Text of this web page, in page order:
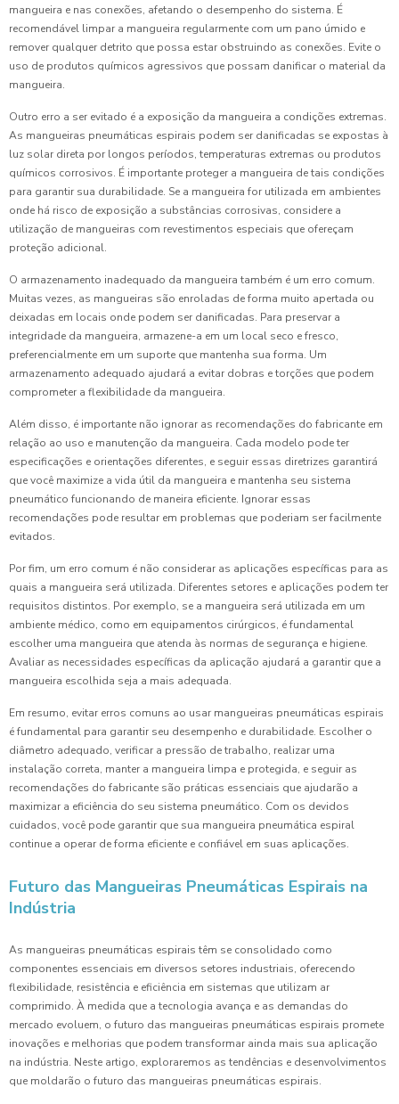
mangueira e nas conexões, afetando o desempenho do sistema. É
recomendável limpar a mangueira regularmente com um pano úmido e
remover qualquer detrito que possa estar obstruindo as conexões. Evite o
uso de produtos químicos agressivos que possam danificar o material da
mangueira.
Outro erro a ser evitado é a exposição da mangueira a condições extremas.
As mangueiras pneumáticas espirais podem ser danificadas se expostas à
luz solar direta por longos períodos, temperaturas extremas ou produtos
químicos corrosivos. É importante proteger a mangueira de tais condições
para garantir sua durabilidade. Se a mangueira for utilizada em ambientes
onde há risco de exposição a substâncias corrosivas, considere a
utilização de mangueiras com revestimentos especiais que ofereçam
proteção adicional.
O armazenamento inadequado da mangueira também é um erro comum.
Muitas vezes, as mangueiras são enroladas de forma muito apertada ou
deixadas em locais onde podem ser danificadas. Para preservar a
integridade da mangueira, armazene-a em um local seco e fresco,
preferencialmente em um suporte que mantenha sua forma. Um
armazenamento adequado ajudará a evitar dobras e torções que podem
comprometer a flexibilidade da mangueira.
Além disso, é importante não ignorar as recomendações do fabricante em
relação ao uso e manutenção da mangueira. Cada modelo pode ter
especificações e orientações diferentes, e seguir essas diretrizes garantirá
que você maximize a vida útil da mangueira e mantenha seu sistema
pneumático funcionando de maneira eficiente. Ignorar essas
recomendações pode resultar em problemas que poderiam ser facilmente
evitados.
Por fim, um erro comum é não considerar as aplicações específicas para as
quais a mangueira será utilizada. Diferentes setores e aplicações podem ter
requisitos distintos. Por exemplo, se a mangueira será utilizada em um
ambiente médico, como em equipamentos cirúrgicos, é fundamental
escolher uma mangueira que atenda às normas de segurança e higiene.
Avaliar as necessidades específicas da aplicação ajudará a garantir que a
mangueira escolhida seja a mais adequada.
Em resumo, evitar erros comuns ao usar mangueiras pneumáticas espirais
é fundamental para garantir seu desempenho e durabilidade. Escolher o
diâmetro adequado, verificar a pressão de trabalho, realizar uma
instalação correta, manter a mangueira limpa e protegida, e seguir as
recomendações do fabricante são práticas essenciais que ajudarão a
maximizar a eficiência do seu sistema pneumático. Com os devidos
cuidados, você pode garantir que sua mangueira pneumática espiral
continue a operar de forma eficiente e confiável em suas aplicações.
Futuro das Mangueiras Pneumáticas Espirais na
Indústria
As mangueiras pneumáticas espirais têm se consolidado como
componentes essenciais em diversos setores industriais, oferecendo
flexibilidade, resistência e eficiência em sistemas que utilizam ar
comprimido. À medida que a tecnologia avança e as demandas do
mercado evoluem, o futuro das mangueiras pneumáticas espirais promete
inovações e melhorias que podem transformar ainda mais sua aplicação
na indústria. Neste artigo, exploraremos as tendências e desenvolvimentos
que moldarão o futuro das mangueiras pneumáticas espirais.